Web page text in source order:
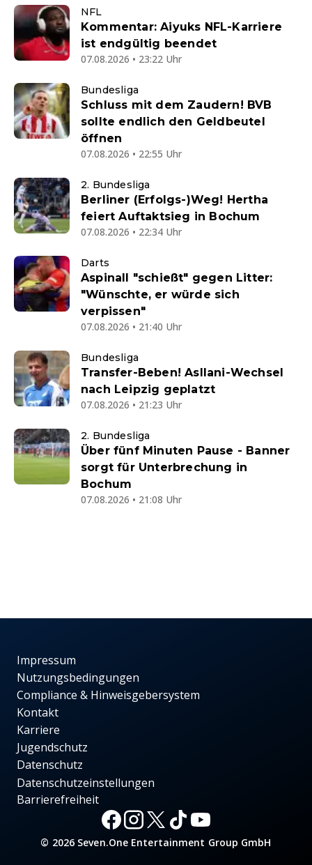
NFL
Kommentar: Aiyuks NFL-Karriere
ist endgültig beendet
07.08.2026 • 23:22 Uhr
Bundesliga
Schluss mit dem Zaudern! BVB
sollte endlich den Geldbeutel
öffnen
07.08.2026 • 22:55 Uhr
2. Bundesliga
Berliner (Erfolgs-)Weg! Hertha
feiert Auftaktsieg in Bochum
07.08.2026 • 22:34 Uhr
Darts
Aspinall "schießt" gegen Litter:
"Wünschte, er würde sich
verpissen"
07.08.2026 • 21:40 Uhr
Bundesliga
Transfer-Beben! Asllani-Wechsel
nach Leipzig geplatzt
07.08.2026 • 21:23 Uhr
2. Bundesliga
Über fünf Minuten Pause - Banner
sorgt für Unterbrechung in
Bochum
07.08.2026 • 21:08 Uhr
Impressum
Nutzungsbedingungen
Compliance & Hinweisgebersystem
Kontakt
Karriere
Jugendschutz
Datenschutz
Datenschutzeinstellungen
Barrierefreiheit
© 2026 Seven.One Entertainment Group GmbH